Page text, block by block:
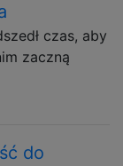
czas, aby
zaczną
do